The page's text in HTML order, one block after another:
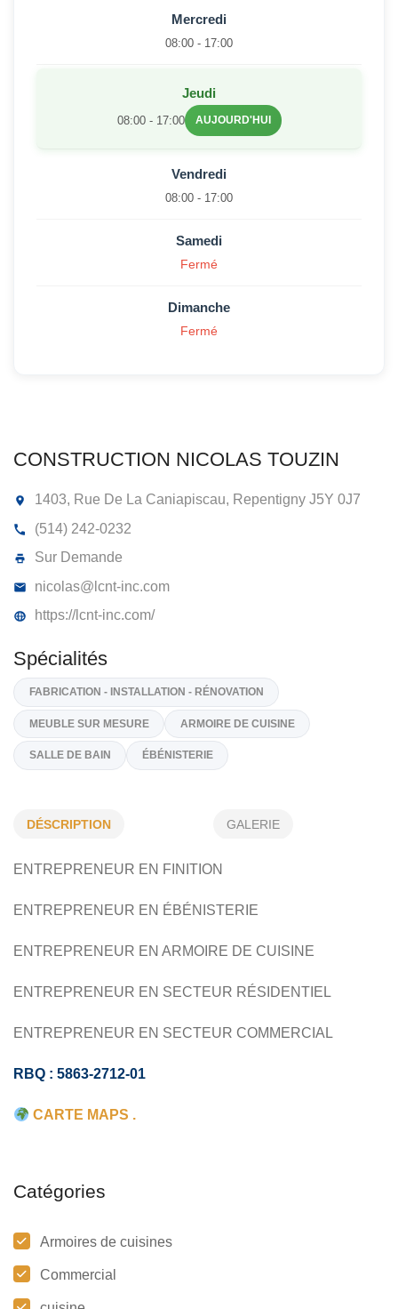
CONSTRUCTION NICOLAS TOUZIN
(514) 242-0232
Sur Demande
nicolas@lcnt-inc.com
https://lcnt-inc.com/
SALLE DE BAIN ÉBÉNISTERIE
DÉSCRIPTION GALERIE
ENTREPRENEUR EN FINITION
ENTREPRENEUR EN ÉBÉNISTERIE
ENTREPRENEUR EN ARMOIRE DE CUISINE
ENTREPRENEUR EN SECTEUR RÉSIDENTIEL
ENTREPRENEUR EN SECTEUR COMMERCIAL
RBQ : 5863-2712-01
CARTE MAPS .
Catégories
Armoires de cuisines
Commercial
Mercredi
08:00 - 17:00
Jeudi
08:00 - 17:00 AUJOURD'HUI
Vendredi
08:00 - 17:00
Samedi
Fermé
Dimanche
Fermé